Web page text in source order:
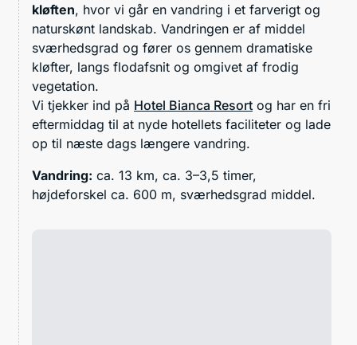
kløften, hvor vi går en vandring i et farverigt og
naturskønt landskab. Vandringen er af middel
sværhedsgrad og fører os gennem dramatiske
kløfter, langs flodafsnit og omgivet af frodig
vegetation.
Vi tjekker ind på Hotel Bianca Resort og har en fri
eftermiddag til at nyde hotellets faciliteter og lade
op til næste dags længere vandring.
Vandring: ca. 13 km, ca. 3–3,5 timer,
højdeforskel ca. 600 m, sværhedsgrad middel.